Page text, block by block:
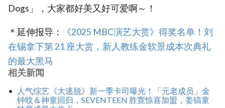
Dogs」，大家都好美又好可爱啊～！
＊延伸报导：
《2025 MBC演艺大赏》得奖名单！刘
在锡拿下第 21 座大赏，新人教练金软景成本次典礼
的最大黑马
相关新闻
人气综艺《大逃脱》新一季卡司曝光！「元老成员」金
钟旼＆神童回归，SEVENTEEN 胜寛惊喜加盟，姜镐童